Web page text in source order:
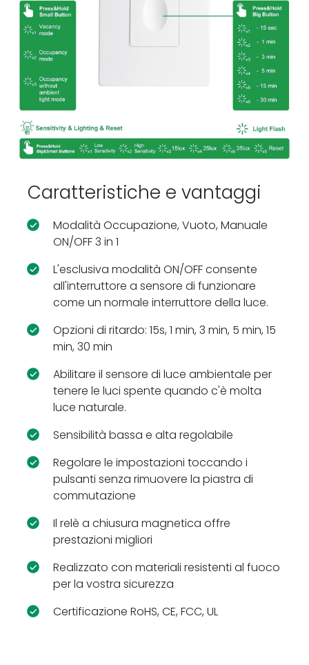
Caratteristiche e vantaggi
Modalità Occupazione, Vuoto, Manuale
ON/OFF 3 in 1
L'esclusiva modalità ON/OFF consente
all'interruttore a sensore di funzionare
come un normale interruttore della luce.
Opzioni di ritardo: 15s, 1 min, 3 min, 5 min, 15
min, 30 min
Abilitare il sensore di luce ambientale per
tenere le luci spente quando c'è molta
luce naturale.
Sensibilità bassa e alta regolabile
Regolare le impostazioni toccando i
pulsanti senza rimuovere la piastra di
commutazione
Il relè a chiusura magnetica offre
prestazioni migliori
Realizzato con materiali resistenti al fuoco
per la vostra sicurezza
Certificazione RoHS, CE, FCC, UL